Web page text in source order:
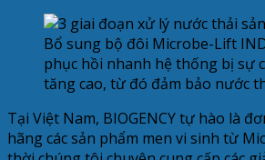
Bổ sung bộ đôi Microbe-Lift
phục hồi nhanh hệ thống bị sự
tăng cao, từ đó đảm bảo nước
Tại Việt Nam, BIOGENCY tự hào là
hãng các sản phẩm men vi sinh từ